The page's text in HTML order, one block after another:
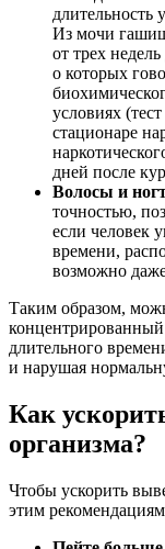
длительность
Из мочи
от трех
о которых
условиях
стационаре
дней после
Волосы и
точностью,
если человек
времени,
возможно
Таким образом,
длительного
и нарушая
Как
организма?
Чтобы ускорить
этим